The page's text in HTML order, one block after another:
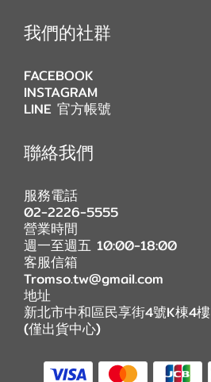
我們的社群
FACEBOOK
INSTAGRAM
LINE 官方帳號
聯絡我們
服務電話
02-2226-5555
營業時間
週一至週五 10:00-18:00
客服信箱
Tromso.tw@gmail.com
地址
新北市中和區民享街4號K棟4樓
(僅出貨中心)